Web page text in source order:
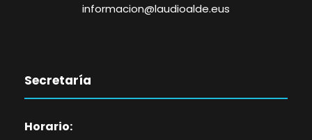
informacion@laudioalde.eus
Secretaría
Horario: